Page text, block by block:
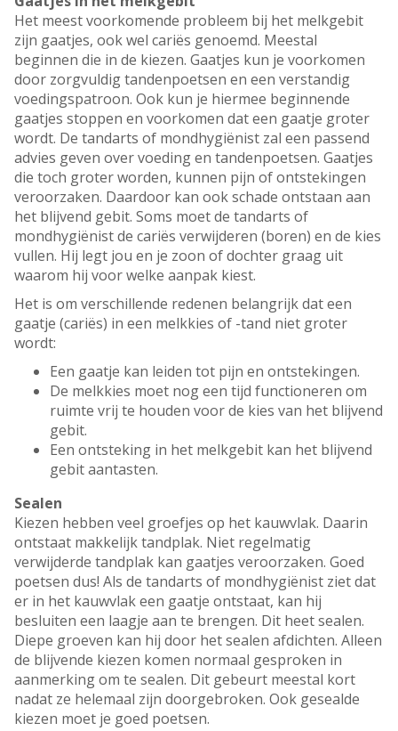
Het meest voorkomende probleem bij het melkgebit
zijn gaatjes, ook wel cariës genoemd. Meestal
beginnen die in de kiezen. Gaatjes kun je voorkomen
door zorgvuldig tandenpoetsen en een verstandig
voedingspatroon. Ook kun je hiermee beginnende
gaatjes stoppen en voorkomen dat een gaatje groter
wordt. De tandarts of mondhygiënist zal een passend
advies geven over voeding en tandenpoetsen. Gaatjes
die toch groter worden, kunnen pijn of ontstekingen
veroorzaken. Daardoor kan ook schade ontstaan aan
het blijvend gebit. Soms moet de tandarts of
mondhygiënist de cariës verwijderen (boren) en de kies
vullen. Hij legt jou en je zoon of dochter graag uit
waarom hij voor welke aanpak kiest.
Het is om verschillende redenen belangrijk dat een
gaatje (cariës) in een melkkies of -tand niet groter
wordt:
Een gaatje kan leiden tot pijn en ontstekingen.
De melkkies moet nog een tijd functioneren om
ruimte vrij te houden voor de kies van het blijvend
gebit.
Een ontsteking in het melkgebit kan het blijvend
gebit aantasten.
Sealen
Kiezen hebben veel groefjes op het kauwvlak. Daarin
ontstaat makkelijk tandplak. Niet regelmatig
verwijderde tandplak kan gaatjes veroorzaken. Goed
poetsen dus! Als de tandarts of mondhygiënist ziet dat
er in het kauwvlak een gaatje ontstaat, kan hij
besluiten een laagje aan te brengen. Dit heet sealen.
Diepe groeven kan hij door het sealen afdichten. Alleen
de blijvende kiezen komen normaal gesproken in
aanmerking om te sealen. Dit gebeurt meestal kort
nadat ze helemaal zijn doorgebroken. Ook gesealde
kiezen moet je goed poetsen.